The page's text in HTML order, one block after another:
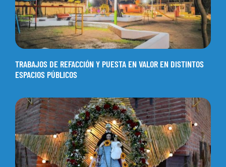
TRABAJOS DE REFACCIÓN Y PUESTA EN VALOR EN DISTINTOS
ESPACIOS PÚBLICOS